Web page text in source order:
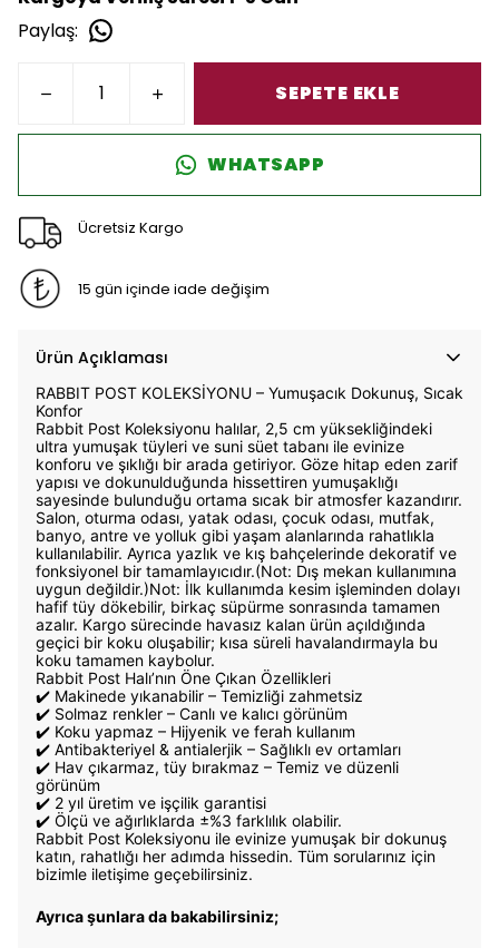
Paylaş:
SEPETE EKLE
WHATSAPP
Ücretsiz Kargo
15 gün içinde iade değişim
Ürün Açıklaması
RABBIT POST KOLEKSİYONU – Yumuşacık Dokunuş, Sıcak
Konfor
Rabbit Post Koleksiyonu halılar, 2,5 cm yüksekliğindeki
ultra yumuşak tüyleri ve suni süet tabanı ile evinize
konforu ve şıklığı bir arada getiriyor. Göze hitap eden zarif
yapısı ve dokunulduğunda hissettiren yumuşaklığı
sayesinde bulunduğu ortama sıcak bir atmosfer kazandırır.
Salon, oturma odası, yatak odası, çocuk odası, mutfak,
banyo, antre ve yolluk gibi yaşam alanlarında rahatlıkla
kullanılabilir. Ayrıca yazlık ve kış bahçelerinde dekoratif ve
fonksiyonel bir tamamlayıcıdır.(Not: Dış mekan kullanımına
uygun değildir.)Not: İlk kullanımda kesim işleminden dolayı
hafif tüy dökebilir, birkaç süpürme sonrasında tamamen
azalır. Kargo sürecinde havasız kalan ürün açıldığında
geçici bir koku oluşabilir; kısa süreli havalandırmayla bu
koku tamamen kaybolur.
Rabbit Post Halı’nın Öne Çıkan Özellikleri
✔️ Makinede yıkanabilir – Temizliği zahmetsiz
✔️ Solmaz renkler – Canlı ve kalıcı görünüm
✔️ Koku yapmaz – Hijyenik ve ferah kullanım
✔️ Antibakteriyel & antialerjik – Sağlıklı ev ortamları
✔️ Hav çıkarmaz, tüy bırakmaz – Temiz ve düzenli
görünüm
✔️ 2 yıl üretim ve işçilik garantisi
✔️ Ölçü ve ağırlıklarda ±%3 farklılık olabilir.
Rabbit Post Koleksiyonu ile evinize yumuşak bir dokunuş
katın, rahatlığı her adımda hissedin. Tüm sorularınız için
bizimle iletişime geçebilirsiniz.
Ayrıca şunlara da bakabilirsiniz;